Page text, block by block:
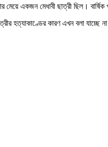
একজন মেধাবী ছাত্রী ছিল।
হত্যাকাণ্ডের কারণ এখন বলা